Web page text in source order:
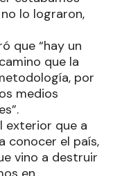
lo lograron,
que “hay un
que la
por
medios
exterior que a
conocer el país,
vino a destruir